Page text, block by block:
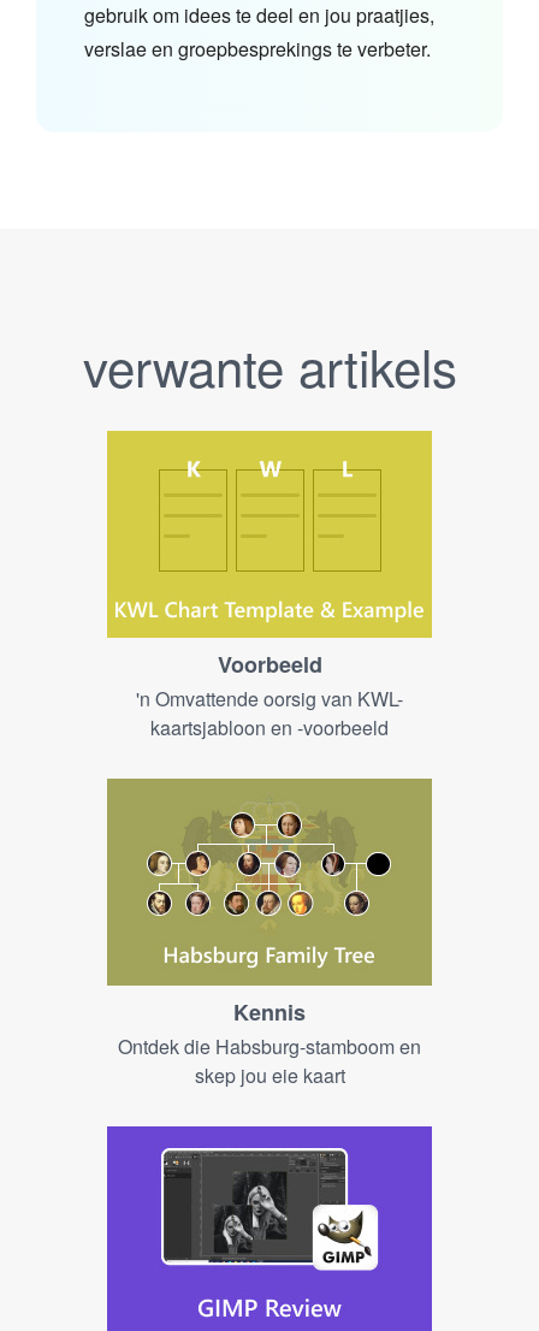
gebruik om idees te deel en jou praatjies,
verslae en groepbesprekings te verbeter.
verwante artikels
Voorbeeld
'n Omvattende oorsig van KWL-
kaartsjabloon en -voorbeeld
Kennis
Ontdek die Habsburg-stamboom en
skep jou eie kaart